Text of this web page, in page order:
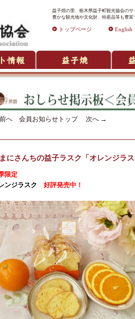
益子焼の里、栃木県益子町観光協会の
豊かな観光地や文化財、特産品等も豊
トップページ English
へ 会員お知らせトップ 次へ →
にさんちの益子ラスク「オレンジラス
限定
ンジラスク 好評発売中！